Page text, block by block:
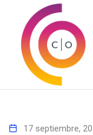
17 septiembre,